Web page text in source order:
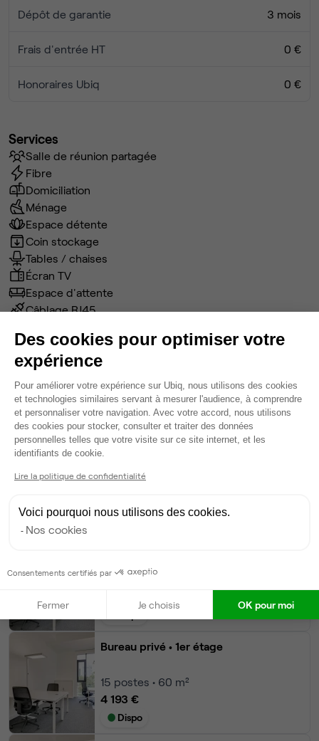
Dépôt de garantie 3 mois
Frais d'entrée HT 0 €
Honoraires Ubiq 0 €
Services
Salle de réunion partagée
Fibre
Domiciliation
Ménage
Espace détente
Coin stockage
Tables / chaises
Écran TV
Espace d'attente
Câblage RJ45
Ma sélection de bureau
Bureau privé• 1er étage
5postes • 20 m²
1 398 €
Autres bureaux de cet espace :
20
postes • 80 m²
Bureau privé • 1er étage
15 postes • 60 m²
4 193 €
Dispo
Des cookies pour optimiser votre
expérience
Plateforme de Gestion du
Pour améliorer votre expérience sur Ubiq, nous utilisons des cookies
et technologies similaires servant à mesurer l'audience, à comprendre
et personnaliser votre navigation. Avec votre accord, nous utilisons
des cookies pour stocker, consulter et traiter des données
personnelles telles que votre visite sur ce site internet, et les
identifiants de cookie.
Lire la politique de confidentialité
Voici pourquoi nous utilisons des cookies.
Nos cookies
Consentements certifiés par
Fermer Je choisis OK pour moi